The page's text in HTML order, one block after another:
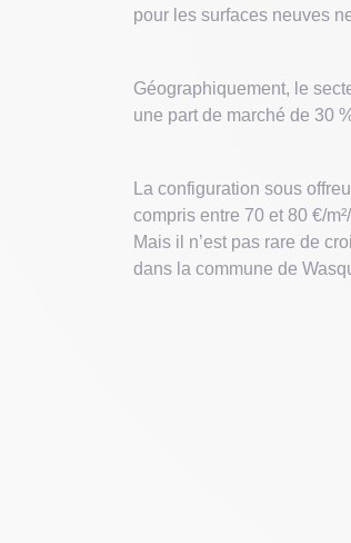
pour les surfaces neuves
Géographiquement, le
une part de marché de 30
La configuration sous
compris entre 70 et 80 €/
Mais il n’est pas rare de
dans la commune de